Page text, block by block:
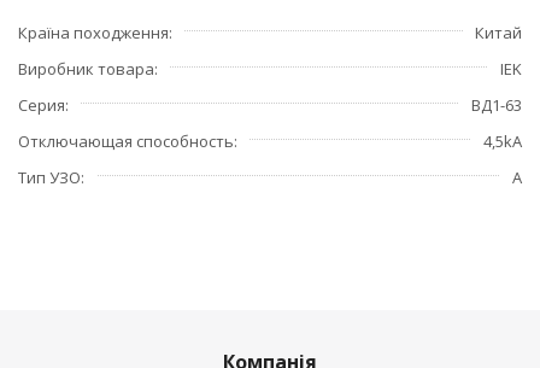
Країна походження
Китай
Виробник товара
IEK
Серия
ВД1-63
Отключающая способность
4,5kA
Тип УЗО
А
Компанія